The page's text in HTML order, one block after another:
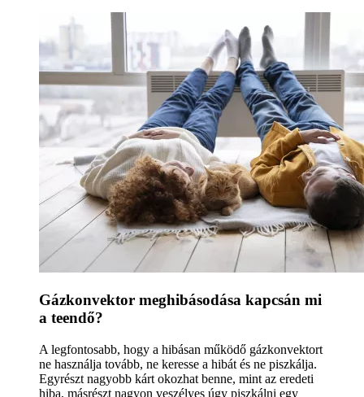
Gázkonvektor meghibásodása kapcsán mi
a teendő?
A legfontosabb, hogy a hibásan működő gázkonvektort
ne használja tovább, ne keresse a hibát és ne piszkálja.
Egyrészt nagyobb kárt okozhat benne, mint az eredeti
hiba, másrészt nagyon veszélyes úgy piszkálni egy